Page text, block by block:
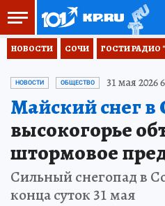
НОВОСТИ СОЧИ ГОСТИ РАДИО
НОВОСТИ ОБЩЕСТВО 31 мая 2026
Майский снег в
высокогорье
штормовое
Сильный снегопад в
конца суток 31 мая